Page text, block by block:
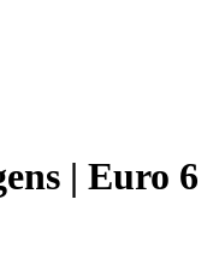
| Euro 6